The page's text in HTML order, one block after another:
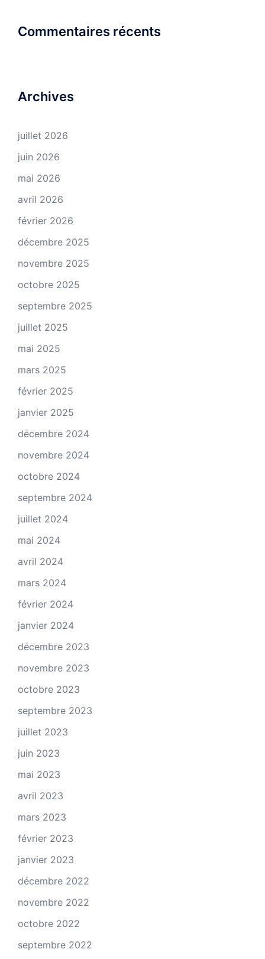
Commentaires récents
Archives
juillet 2026
juin 2026
mai 2026
avril 2026
février 2026
décembre 2025
novembre 2025
octobre 2025
septembre 2025
juillet 2025
mai 2025
mars 2025
février 2025
janvier 2025
décembre 2024
novembre 2024
octobre 2024
septembre 2024
juillet 2024
mai 2024
avril 2024
mars 2024
février 2024
janvier 2024
décembre 2023
novembre 2023
octobre 2023
septembre 2023
juillet 2023
juin 2023
mai 2023
avril 2023
mars 2023
février 2023
janvier 2023
décembre 2022
novembre 2022
octobre 2022
septembre 2022